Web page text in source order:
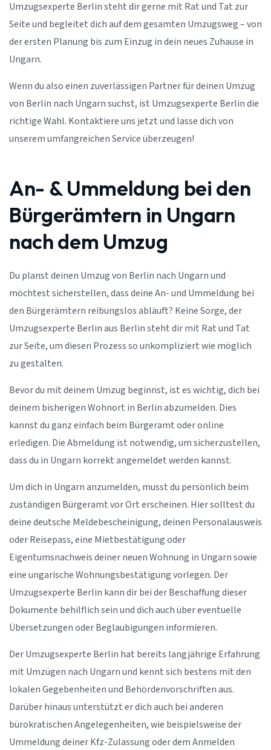
Umzugsexperte Berlin steht dir gerne mit Rat und Tat zur
Seite und begleitet dich auf dem gesamten Umzugsweg – von
der ersten Planung bis zum Einzug in dein neues Zuhause in
Ungarn.
Wenn du also einen zuverlässigen Partner für deinen Umzug
von Berlin nach Ungarn suchst, ist Umzugsexperte Berlin die
richtige Wahl. Kontaktiere uns jetzt und lasse dich von
unserem umfangreichen Service überzeugen!
An- & Ummeldung bei den
Bürgerämtern in Ungarn
nach dem Umzug
Du planst deinen Umzug von Berlin nach Ungarn und
möchtest sicherstellen, dass deine An- und Ummeldung bei
den Bürgerämtern reibungslos abläuft? Keine Sorge, der
Umzugsexperte Berlin aus Berlin steht dir mit Rat und Tat
zur Seite, um diesen Prozess so unkompliziert wie möglich
zu gestalten.
Bevor du mit deinem Umzug beginnst, ist es wichtig, dich bei
deinem bisherigen Wohnort in Berlin abzumelden. Dies
kannst du ganz einfach beim Bürgeramt oder online
erledigen. Die Abmeldung ist notwendig, um sicherzustellen,
dass du in Ungarn korrekt angemeldet werden kannst.
Um dich in Ungarn anzumelden, musst du persönlich beim
zuständigen Bürgeramt vor Ort erscheinen. Hier solltest du
deine deutsche Meldebescheinigung, deinen Personalausweis
oder Reisepass, eine Mietbestätigung oder
Eigentumsnachweis deiner neuen Wohnung in Ungarn sowie
eine ungarische Wohnungsbestätigung vorlegen. Der
Umzugsexperte Berlin kann dir bei der Beschaffung dieser
Dokumente behilflich sein und dich auch über eventuelle
Übersetzungen oder Beglaubigungen informieren.
Der Umzugsexperte Berlin hat bereits langjährige Erfahrung
mit Umzügen nach Ungarn und kennt sich bestens mit den
lokalen Gegebenheiten und Behördenvorschriften aus.
Darüber hinaus unterstützt er dich auch bei anderen
bürokratischen Angelegenheiten, wie beispielsweise der
Ummeldung deiner Kfz-Zulassung oder dem Anmelden